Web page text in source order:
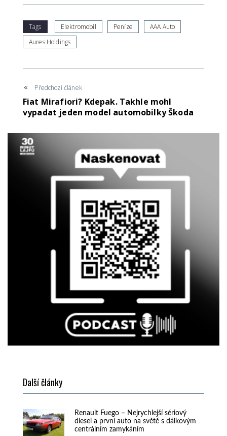
Tags Elektromobil Peníze
AAA Auto
Aures Holdings
Předchozí článek
Fiat Mirafiori? Kdepak. Takhle mohl
vypadat jeden model automobilky Škoda
Další články
Renault Fuego – Nejrychlejší sériový
diesel a první auto na světě s dálkovým
centrálním zamykáním